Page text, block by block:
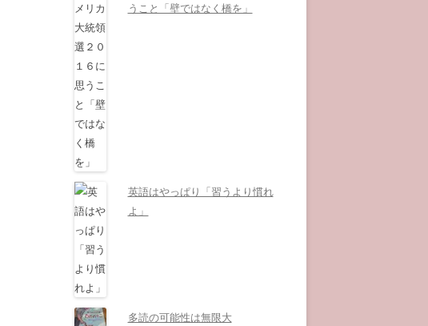
うこと「壁ではなく橋を」
英語はやっぱり「習うより慣れ
よ」
多読の可能性は無限大